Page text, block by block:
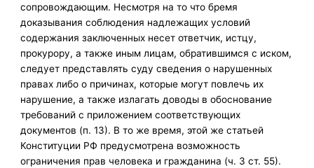
сопровождающим. Несмотря на то что бремя
доказывания соблюдения надлежащих условий
содержания заключенных несет ответчик, истцу,
прокурору, а также иным лицам, обратившимся с иском,
следует представлять суду сведения о нарушенных
правах либо о причинах, которые могут повлечь их
нарушение, а также излагать доводы в обоснование
требований с приложением соответствующих
документов (п. 13). В то же время, этой же статьей
Конституции РФ предусмотрена возможность
ограничения прав человека и гражданина (ч. 3 ст. 55).